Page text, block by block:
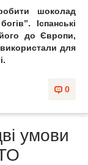
шоколад
Іспанські
до Європи,
для
0
умови